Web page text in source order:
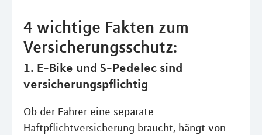
4 wichtige Fakten zum
Versicherungsschutz:
1. E-Bike und S-Pedelec sind
versicherungspflichtig
Ob der Fahrer eine separate
Haftpflichtversicherung braucht, hängt von